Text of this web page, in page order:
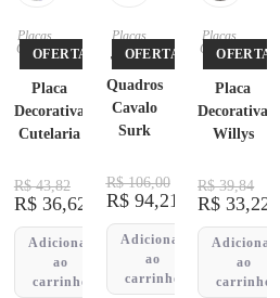
OFERTA!
Placas
Quadro
s
Placa
Decorativa
Cutelaria
R$43,82
R$36,62
Adicionar
ao
carrinho
OFERTA!
Placas
Trio de
Quadros
Cavalo
Surk
R$106,00
R$94,21
Adicionar
ao
carrinho
OFERTA!
Placas
Quadro
s
Placa
Decorativa
Willys
R$39,84
R$ 33,22
Adicionar
ao
carrinho